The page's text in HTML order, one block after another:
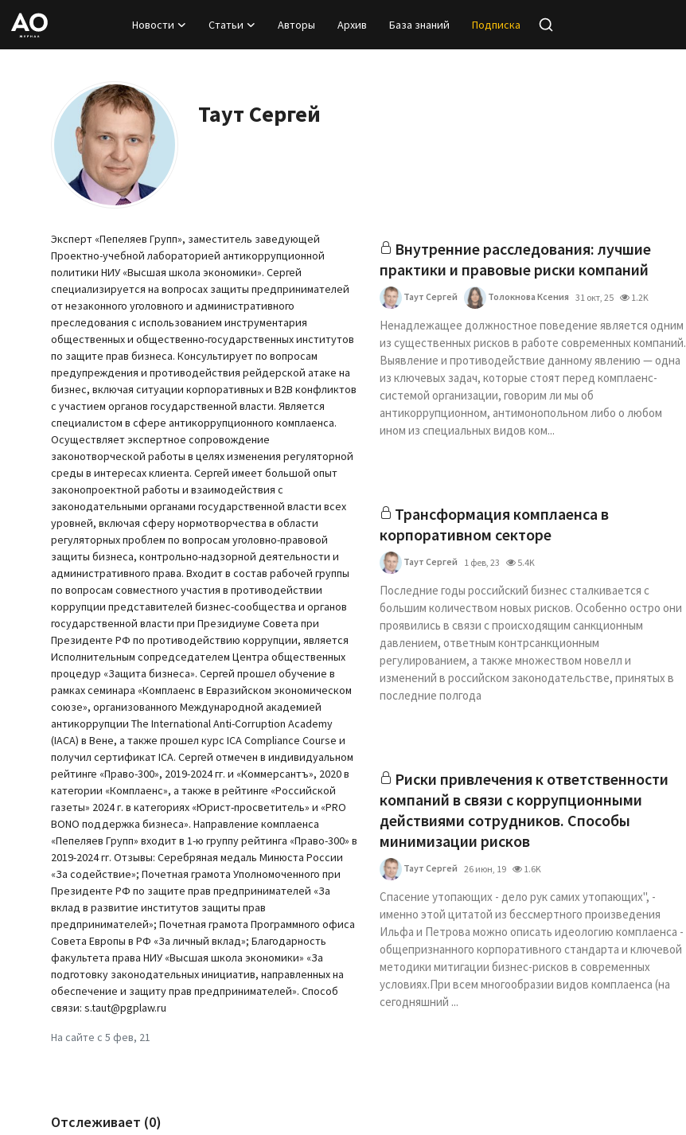
Новости Статьи Авторы Архив База знаний Подписка
Регистрация
Новости
База знаний
Подписка
Таут Сергей
Эксперт «Пепеляев Групп», заместитель заведующей
Проектно-учебной лабораторией антикоррупционной
политики НИУ «Высшая школа экономики». Сергей
специализируется на вопросах защиты предпринимателей
от незаконного уголовного и административного
преследования с использованием инструментария
общественных и общественно-государственных институтов
по защите прав бизнеса. Консультирует по вопросам
предупреждения и противодействия рейдерской атаке на
бизнес, включая ситуации корпоративных и B2B конфликтов
с участием органов государственной власти. Является
специалистом в сфере антикоррупционного комплаенса.
Осуществляет экспертное сопровождение
законотворческой работы в целях изменения регуляторной
среды в интересах клиента. Сергей имеет большой опыт
законопроектной работы и взаимодействия с
законодательными органами государственной власти всех
уровней, включая сферу нормотворчества в области
регуляторных проблем по вопросам уголовно-правовой
защиты бизнеса, контрольно-надзорной деятельности и
административного права. Входит в состав рабочей группы
по вопросам совместного участия в противодействии
коррупции представителей бизнес-сообщества и органов
государственной власти при Президиуме Совета при
Президенте РФ по противодействию коррупции, является
Исполнительным сопредседателем Центра общественных
процедур «Защита бизнеса». Сергей прошел обучение в
рамках семинара «Комплаенс в Евразийском экономическом
союзе», организованного Международной академией
антикоррупции The International Anti-Corruption Academy
(IACA) в Вене, а также прошел курс ICA Compliance Course и
получил сертификат ICA. Сергей отмечен в индивидуальном
рейтинге «Право-300», 2019-2024 гг. и «Коммерсантъ», 2020 в
категории «Комплаенс», а также в рейтинге «Российской
газеты» 2024 г. в категориях «Юрист-просветитель» и «PRO
BONO поддержка бизнеса». Направление комплаенса
«Пепеляев Групп» входит в 1-ю группу рейтинга «Право-300» в
2019-2024 гг. Отзывы: Серебряная медаль Минюста России
«За содействие»; Почетная грамота Уполномоченного при
Президенте РФ по защите прав предпринимателей «За
вклад в развитие институтов защиты прав
предпринимателей»; Почетная грамота Программного офиса
Совета Европы в РФ «За личный вклад»; Благодарность
факультета права НИУ «Высшая школа экономики» «За
подготовку законодательных инициатив, направленных на
обеспечение и защиту прав предпринимателей». Способ
связи: s.taut@pgplaw.ru
На сайте с 5 фев, 21
Отслеживает (0)
Внутренние расследования: лучшие
практики и правовые риски компаний
Таут Сергей Толокнова Ксения 31 окт, 25 1.2K
Ненадлежащее должностное поведение является одним
из существенных рисков в работе современных компаний.
Выявление и противодействие данному явлению — одна
из ключевых задач, которые стоят перед комплаенс-
системой организации, говорим ли мы об
антикоррупционном, антимонопольном либо о любом
ином из специальных видов ком...
Трансформация комплаенса в
корпоративном секторе
Таут Сергей 1 фев, 23 5.4K
Последние годы российский бизнес сталкивается с
большим количеством новых рисков. Особенно остро они
проявились в связи с происходящим санкционным
давлением, ответным контрсанкционным
регулированием, а также множеством новелл и
изменений в российском законодательстве, принятых в
последние полгода
Риски привлечения к ответственности
компаний в связи с коррупционными
действиями сотрудников. Способы
минимизации рисков
Таут Сергей 26 июн, 19 1.6K
Спасение утопающих - дело рук самих утопающих", -
именно этой цитатой из бессмертного произведения
Ильфа и Петрова можно описать идеологию комплаенса -
общепризнанного корпоративного стандарта и ключевой
методики митигации бизнес-рисков в современных
условиях.При всем многообразии видов комплаенса (на
сегодняшний ...